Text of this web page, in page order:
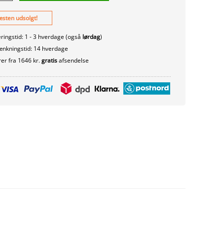
udsolgt!
1 - 3 hverdage (også lørdag)
14 hverdage
fra 1646 kr.gratisafsendelse